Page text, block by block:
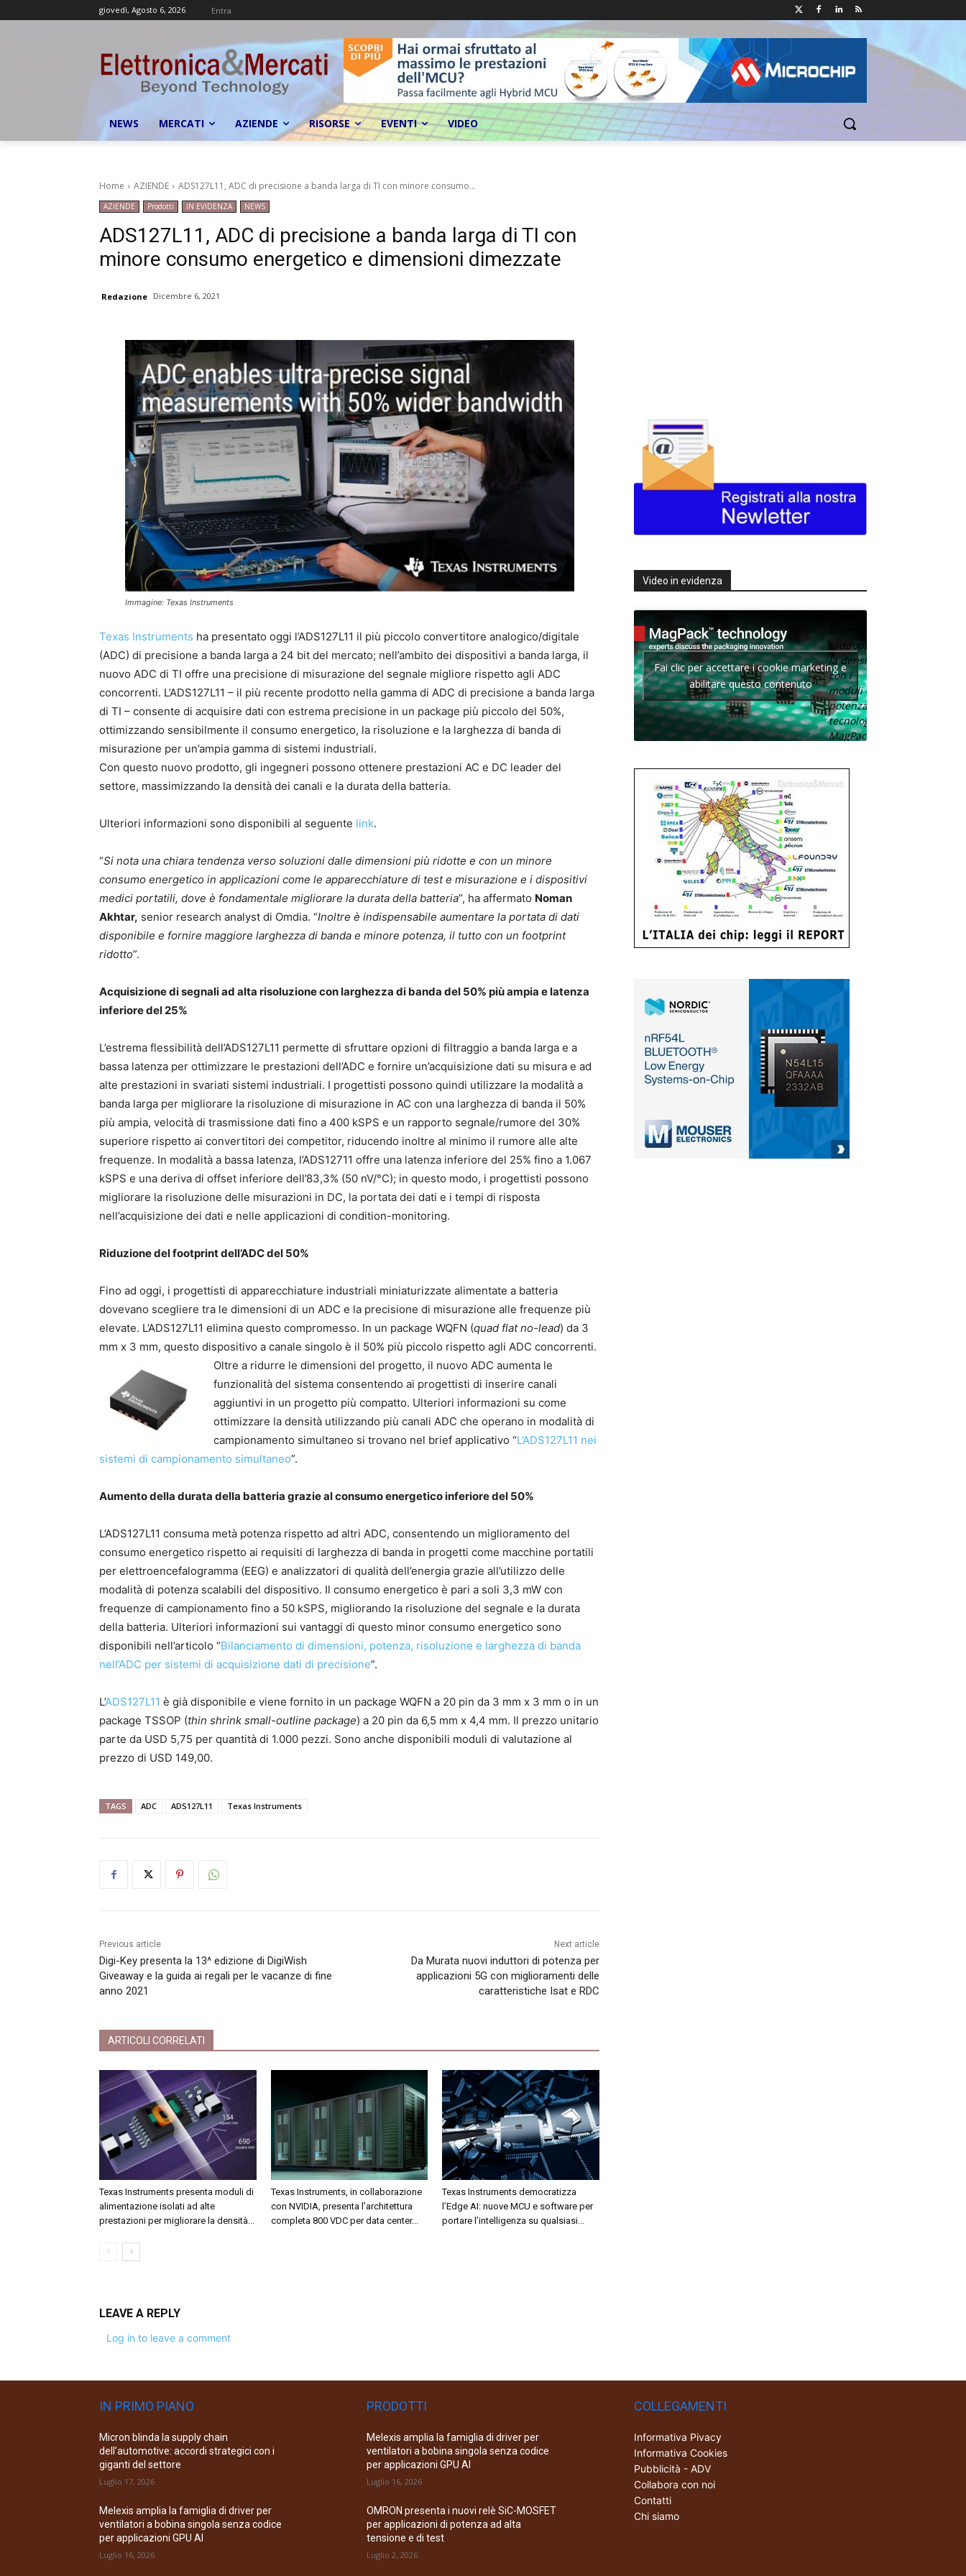
giovedì, Agosto 6, 2026 Entra
NEWS MERCATI AZIENDE RISORSE EVENTI VIDEO
Home AZIENDE ADS127L11, ADC di precisione a banda larga di TI con minore consumo...
AZIENDE Prodotti IN EVIDENZA NEWS
ADS127L11, ADC di precisione a banda larga di TI con
minore consumo energetico e dimensioni dimezzate
Redazione Dicembre 6, 2021
Immagine: Texas Instruments
Texas Instruments ha presentato oggi l’ADS127L11 il più piccolo convertitore analogico/digitale
(ADC) di precisione a banda larga a 24 bit del mercato; nell’ambito dei dispositivi a banda larga, il
nuovo ADC di TI offre una precisione di misurazione del segnale migliore rispetto agli ADC
concorrenti. L’ADS127L11 – il più recente prodotto nella gamma di ADC di precisione a banda larga
di TI – consente di acquisire dati con estrema precisione in un package più piccolo del 50%,
ottimizzando sensibilmente il consumo energetico, la risoluzione e la larghezza di banda di
misurazione per un’ampia gamma di sistemi industriali.
Con questo nuovo prodotto, gli ingegneri possono ottenere prestazioni AC e DC leader del
settore, massimizzando la densità dei canali e la durata della batteria.
Ulteriori informazioni sono disponibili al seguente link.
“Si nota una chiara tendenza verso soluzioni dalle dimensioni più ridotte e con un minore
consumo energetico in applicazioni come le apparecchiature di test e misurazione e i dispositivi
medici portatili, dove è fondamentale migliorare la durata della batteria”, ha affermato Noman
Akhtar, senior research analyst di Omdia. “Inoltre è indispensabile aumentare la portata di dati
disponibile e fornire maggiore larghezza di banda e minore potenza, il tutto con un footprint
ridotto”.
Acquisizione di segnali ad alta risoluzione con larghezza di banda del 50% più ampia e latenza
inferiore del 25%
L’estrema flessibilità dell’ADS127L11 permette di sfruttare opzioni di filtraggio a banda larga e a
bassa latenza per ottimizzare le prestazioni dell’ADC e fornire un’acquisizione dati su misura e ad
alte prestazioni in svariati sistemi industriali. I progettisti possono quindi utilizzare la modalità a
banda larga per migliorare la risoluzione di misurazione in AC con una larghezza di banda il 50%
più ampia, velocità di trasmissione dati fino a 400 kSPS e un rapporto segnale/rumore del 30%
superiore rispetto ai convertitori dei competitor, riducendo inoltre al minimo il rumore alle alte
frequenze. In modalità a bassa latenza, l’ADS12711 offre una latenza inferiore del 25% fino a 1.067
kSPS e una deriva di offset inferiore dell’83,3% (50 nV/°C); in questo modo, i progettisti possono
migliorare la risoluzione delle misurazioni in DC, la portata dei dati e i tempi di risposta
nell’acquisizione dei dati e nelle applicazioni di condition-monitoring.
Riduzione del footprint dell’ADC del 50%
Fino ad oggi, i progettisti di apparecchiature industriali miniaturizzate alimentate a batteria
dovevano scegliere tra le dimensioni di un ADC e la precisione di misurazione alle frequenze più
elevate. L’ADS127L11 elimina questo compromesso. In un package WQFN (quad flat no-lead) da 3
mm x 3 mm, questo dispositivo a canale singolo è il 50% più piccolo rispetto agli ADC concorrenti.
Oltre a ridurre le dimensioni del progetto, il nuovo ADC aumenta le
funzionalità del sistema consentendo ai progettisti di inserire canali
aggiuntivi in un progetto più compatto. Ulteriori informazioni su come
ottimizzare la densità utilizzando più canali ADC che operano in modalità di
campionamento simultaneo si trovano nel brief applicativo “L’ADS127L11 nei
sistemi di campionamento simultaneo”.
Aumento della durata della batteria grazie al consumo energetico inferiore del 50%
L’ADS127L11 consuma metà potenza rispetto ad altri ADC, consentendo un miglioramento del
consumo energetico rispetto ai requisiti di larghezza di banda in progetti come macchine portatili
per elettroencefalogramma (EEG) e analizzatori di qualità dell’energia grazie all’utilizzo delle
modalità di potenza scalabili del dispositivo. Il consumo energetico è pari a soli 3,3 mW con
frequenze di campionamento fino a 50 kSPS, migliorando la risoluzione del segnale e la durata
della batteria. Ulteriori informazioni sui vantaggi di questo minor consumo energetico sono
disponibili nell’articolo “Bilanciamento di dimensioni, potenza, risoluzione e larghezza di banda
nell’ADC per sistemi di acquisizione dati di precisione”.
L’ADS127L11 è già disponibile e viene fornito in un package WQFN a 20 pin da 3 mm x 3 mm o in un
package TSSOP (thin shrink small-outline package) a 20 pin da 6,5 mm x 4,4 mm. Il prezzo unitario
parte da USD 5,75 per quantità di 1.000 pezzi. Sono anche disponibili moduli di valutazione al
prezzo di USD 149,00.
TAGS ADC ADS127L11 Texas Instruments
Previous article
Digi-Key presenta la 13^ edizione di DigiWish
Giveaway e la guida ai regali per le vacanze di fine
anno 2021
Next article
Da Murata nuovi induttori di potenza per
applicazioni 5G con miglioramenti delle
caratteristiche Isat e RDC
ARTICOLI CORRELATI
Texas Instruments presenta moduli di
alimentazione isolati ad alte
prestazioni per migliorare la densità...
Texas Instruments, in collaborazione
con NVIDIA, presenta l’architettura
completa 800 VDC per data center...
Texas Instruments democratizza
l’Edge AI: nuove MCU e software per
portare l’intelligenza su qualsiasi...
LEAVE A REPLY
Log in to leave a comment
Video in evidenza
Texas
raddoppia
la densità
con i
moduli di
potenza con
tecnologia
MagPack.
Fai clic per accettare i cookie marketing e
abilitare questo contenuto
IN PRIMO PIANO
Micron blinda la supply chain
dell’automotive: accordi strategici con i
giganti del settore
Luglio 17, 2026
Melexis amplia la famiglia di driver per
ventilatori a bobina singola senza codice
per applicazioni GPU AI
Luglio 16, 2026
PRODOTTI
Melexis amplia la famiglia di driver per
ventilatori a bobina singola senza codice
per applicazioni GPU AI
Luglio 16, 2026
OMRON presenta i nuovi relè SiC-MOSFET
per applicazioni di potenza ad alta
tensione e di test
Luglio 2, 2026
COLLEGAMENTI
Informativa Pivacy
Informativa Cookies
Pubblicità - ADV
Collabora con noi
Contatti
Chi siamo